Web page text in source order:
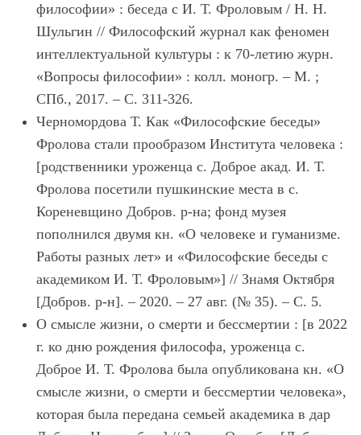
философии» : беседа с И. Т. Фроловым / Н. Н.
Шульгин // Философский журнал как феномен
интеллектуальной культуры : к 70-летию журн.
«Вопросы философии» : колл. моногр. – М. ;
СПб., 2017. – С. 311-326.
Черномордова Т. Как «Философские беседы»
Фролова стали прообразом Института человека :
[родственники уроженца с. Доброе акад. И. Т.
Фролова посетили пушкинские места в с.
Кореневщино Добров. р-на; фонд музея
пополнился двумя кн. «О человеке и гуманизме.
Работы разных лет» и «Философские беседы с
академиком И. Т. Фроловым»] // Знамя Октября
[Добров. р-н]. – 2020. – 27 авг. (№ 35). – С. 5.
О смысле жизни, о смерти и бессмертии : [в 2022
г. ко дню рождения философа, уроженца с.
Доброе И. Т. Фролова была опубликована кн. «О
смысле жизни, о смерти и бессмертии человека»,
которая была передана семьей академика в дар